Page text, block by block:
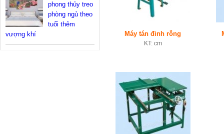
Máy tán đinh rỗng
KT: cm
phong thủy treo
phòng ngủ theo
tuổi thêm
vượng khí